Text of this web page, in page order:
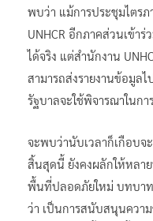
พบว่า แม้การประชุมไตรภ
UNHCR อีกภาคส่วนเข้า
ได้จริง แต่สำนักงาน
สามารถส่งรายงานข้อมูล
รัฐบาลจะใช้พิจารณาในกา
จะพบว่านับเวลาก็เกือบจ
สิ้นสุดนี้ ยังคงผลักให้หลา
พื้นที่ปลอดภัยใหม่ บทบาท
ว่า เป็นการสนับสนุนควา